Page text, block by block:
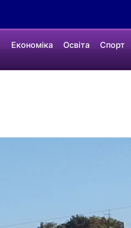
Економіка Освіта Спорт